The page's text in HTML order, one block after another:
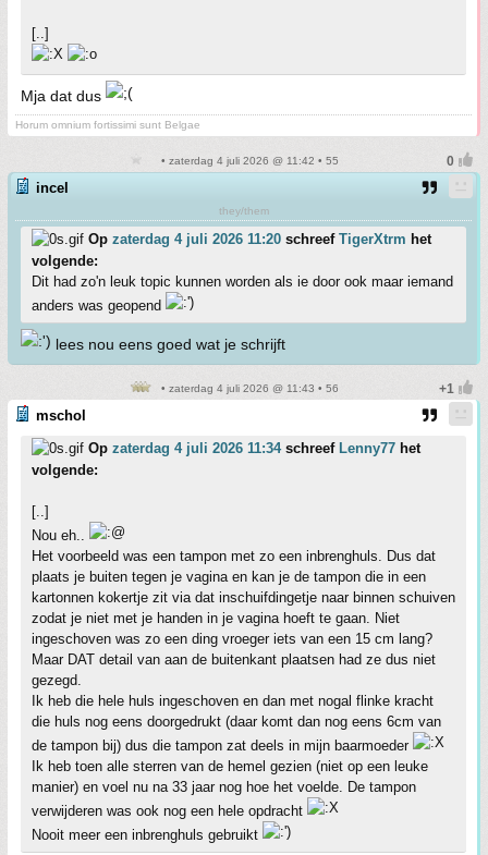
[..]
Mja dat dus
Horum omnium fortissimi sunt Belgae
• zaterdag 4 juli 2026 @ 11:42 • 55
incel
they/them
Op zaterdag 4 juli 2026 11:20 schreef TigerXtrm het
volgende:
Dit had zo'n leuk topic kunnen worden als ie door ook maar iemand
anders was geopend
lees nou eens goed wat je schrijft
• zaterdag 4 juli 2026 @ 11:43 • 56
mschol
Op zaterdag 4 juli 2026 11:34schreef Lenny77 het
volgende:
[..]
Nou eh..
Het voorbeeld was een tampon met zo een inbrenghuls. Dus dat
plaats je buiten tegen je vagina en kan je de tampon die in een
kartonnen kokertje zit via dat inschuifdingetje naar binnen schuiven
zodat je niet met je handen in je vagina hoeft te gaan. Niet
ingeschoven was zo een ding vroeger iets van een 15 cm lang?
Maar DAT detail van aan de buitenkant plaatsen had ze dus niet
gezegd.
Ik heb die hele huls ingeschoven en dan met nogal flinke kracht
die huls nog eens doorgedrukt (daar komt dan nog eens 6cm van
de tampon bij) dus die tampon zat deels in mijn baarmoeder
Ik heb toen alle sterren van de hemel gezien (niet op een leuke
manier) en voel nu na 33 jaar nog hoe het voelde. De tampon
verwijderen was ook nog een hele opdracht
Nooit meer een inbrenghuls gebruikt